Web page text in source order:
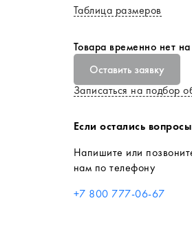
Таблица размеров
Товара временно нет
Оставить заявку
Записаться на подбор
Если остались вопросы
Напишите или
нам по телефону
+7 800 777-06-67